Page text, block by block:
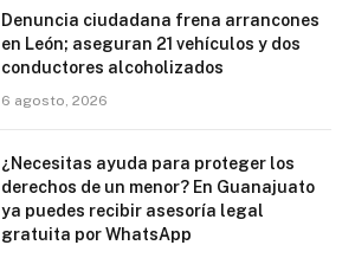
Denuncia ciudadana frena arrancones
en León; aseguran 21 vehículos y dos
conductores alcoholizados
6 agosto, 2026
¿Necesitas ayuda para proteger los
derechos de un menor? En Guanajuato
ya puedes recibir asesoría legal
gratuita por WhatsApp